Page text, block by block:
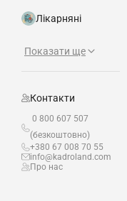
Лікарняні
Показати ще
Контакти
0 800 607 507
(безкоштовно)
+380 67 008 70 55
info@kadroland.com
Про нас